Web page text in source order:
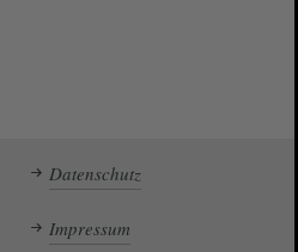
Datenschutz
Impressum